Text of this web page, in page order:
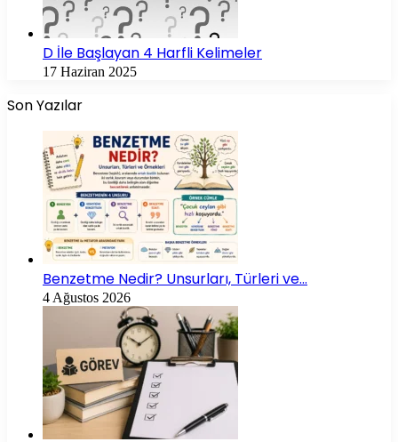
D İle Başlayan 4 Harfli Kelimeler
17 Haziran 2025
Son Yazılar
Benzetme Nedir? Unsurları, Türleri ve…
4 Ağustos 2026